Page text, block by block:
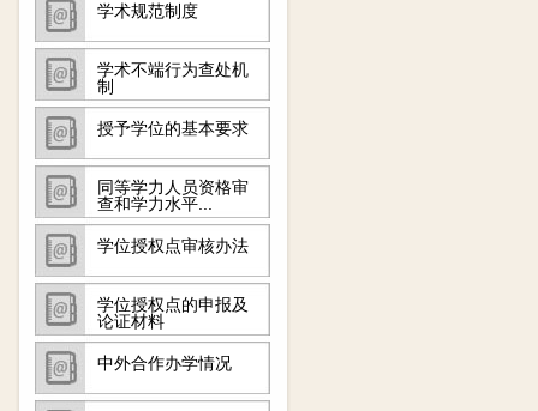
学术规范制度
学术不端行为查处机
制
授予学位的基本要求
同等学力人员资格审
查和学力水平...
学位授权点审核办法
学位授权点的申报及
论证材料
中外合作办学情况